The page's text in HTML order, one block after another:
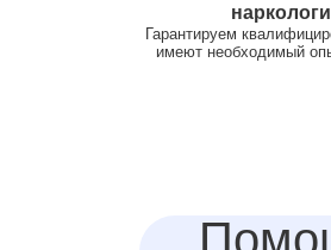
Гарантируем
имеют необходимый